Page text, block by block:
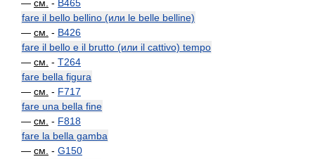
— см. - B465
fare il bello bellino (или le belle belline)
— см. - B426
fare il bello e il brutto (или il cattivo) tempo
— см. - T264
fare bella figura
— см. - F717
fare una bella fine
— см. - F818
fare la bella gamba
— см. - G150